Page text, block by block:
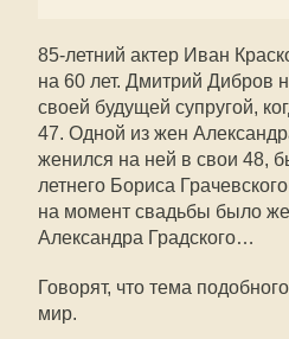
85-летний актер Иван
на 60 лет. Дмитрий Дибров
своей будущей супругой,
47. Одной из жен
женился на ней в свои 48,
летнего Бориса
на момент свадьбы было
Александра Градского…
Говорят, что тема
мир.